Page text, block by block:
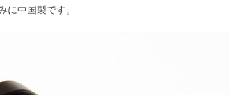
に中国製です。